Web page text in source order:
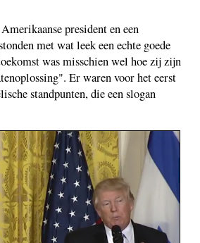
president en een
met wat leek een echte goede
was misschien wel hoe zij zijn
Er waren voor het eerst
standpunten, die een slogan